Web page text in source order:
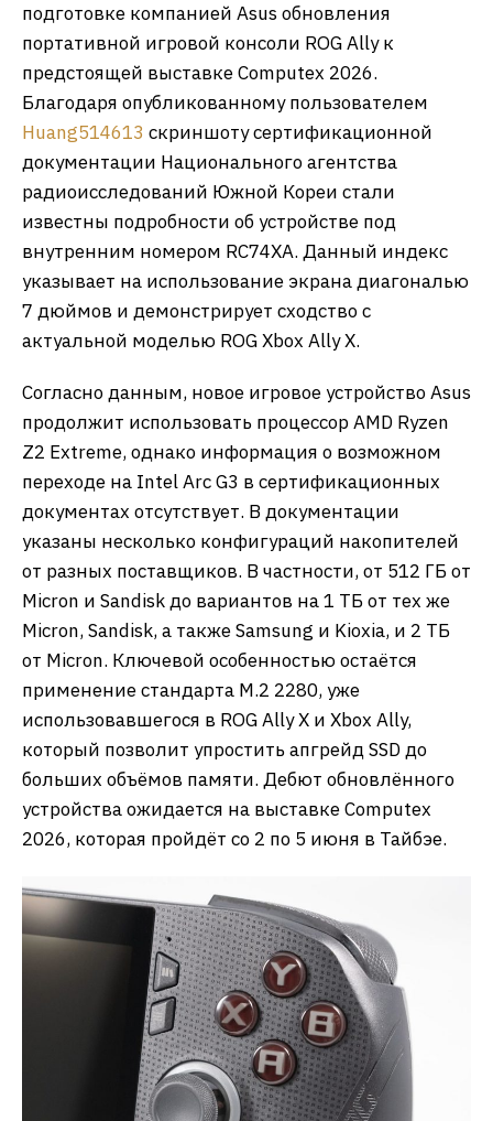
подготовке компанией Asus обновления
портативной игровой консоли ROG Ally к
предстоящей выставке Computex 2026.
Благодаря опубликованному пользователем
Huang514613 скриншоту сертификационной
документации Национального агентства
радиоисследований Южной Кореи стали
известны подробности об устройстве под
внутренним номером RC74XA. Данный индекс
указывает на использование экрана диагональю
7 дюймов и демонстрирует сходство с
актуальной моделью ROG Xbox Ally X.
Согласно данным, новое игровое устройство Asus
продолжит использовать процессор AMD Ryzen
Z2 Extreme, однако информация о возможном
переходе на Intel Arc G3 в сертификационных
документах отсутствует. В документации
указаны несколько конфигураций накопителей
от разных поставщиков. В частности, от 512 ГБ от
Micron и Sandisk до вариантов на 1 ТБ от тех же
Micron, Sandisk, а также Samsung и Kioxia, и 2 ТБ
от Micron. Ключевой особенностью остаётся
применение стандарта M.2 2280, уже
использовавшегося в ROG Ally X и Xbox Ally,
который позволит упростить апгрейд SSD до
больших объёмов памяти. Дебют обновлённого
устройства ожидается на выставке Computex
2026, которая пройдёт со 2 по 5 июня в Тайбэе.